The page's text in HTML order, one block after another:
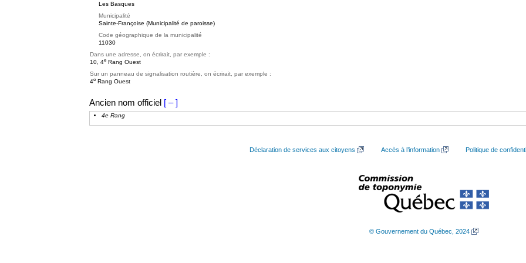
Les Basques
Municipalité
Sainte-Françoise (Municipalité de paroisse)
Code géographique de la municipalité
11030
Dans une adresse, on écrirait, par exemple :
10, 4e Rang Ouest
Sur un panneau de signalisation routière, on écrirait, par exemple :
4e Rang Ouest
Ancien nom officiel [ – ]
4e Rang
Déclaration de services aux citoyens Accès à l’information Politique de
© Gouvernement du Québec, 2024